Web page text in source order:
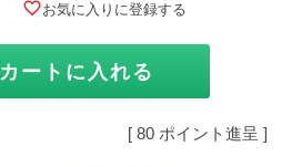
お気に入りに登録する
カートに入れる
[ 80 ポイント進呈 ]